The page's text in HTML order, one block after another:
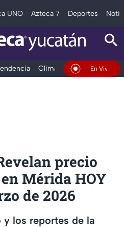
UNO Azteca 7 Deportes
Clima DeportesEn Vivo
precio
Mérida HOY
de 2026
y los reportes de la